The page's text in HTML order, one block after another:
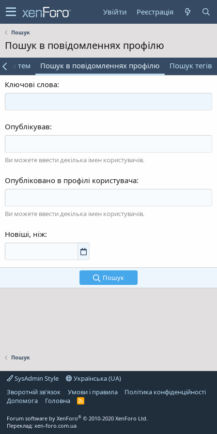
Увійти Реєстрація
Пошук
Пошук в повідомленнях профілю
тем Пошук в повідомленнях профілю
Пошук тегів
Ключові слова
Опублікував
Ви можете ввести декілька імен користувачів.
Опубліковано в профілі користувача
Ви можете ввести декілька імен користувачів.
Новіші, ніж
Пошук
Пошук
SysAdmin Style
Українська (UA)
Зворотній зв'язок
Умови і правила
Політика конфіденційності
Дoпoмoга
Головна
R
Forum software by XenForo® © 2010-2020 XenForo Ltd.
Переклад: xen-foro.com.ua